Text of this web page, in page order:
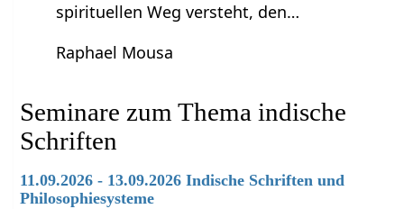
spirituellen Weg versteht, den…
Raphael Mousa
Seminare zum Thema indische
Schriften
11.09.2026 - 13.09.2026 Indische Schriften und
Philosophiesysteme